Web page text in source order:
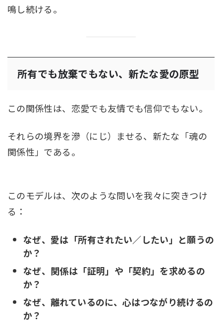
鳴し続ける。
所有でも放棄でもない、新たな愛の原型
この関係性は、恋愛でも友情でも信仰でもない。
それらの境界を滲（にじ）ませる、新たな「魂の
関係性」である。
このモデルは、次のような問いを我々に突きつけ
る：
なぜ、愛は「所有されたい／したい」と願うの
か？
なぜ、関係は「証明」や「契約」を求めるの
か？
なぜ、離れているのに、心はつながり続けるの
か？